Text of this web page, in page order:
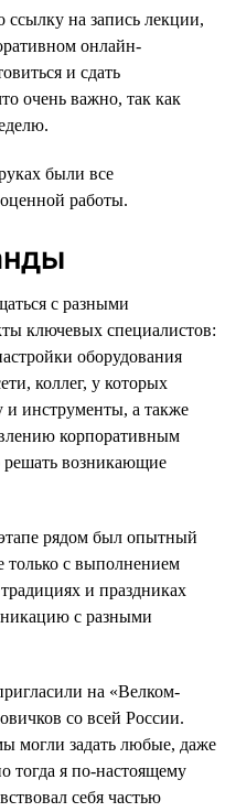
ссылку на запись лекции,
онлайн-
и сдать
очень важно, так как
были все
работы.
с разными
ключевых специалистов:
оборудования
коллег, у которых
инструменты, а также
корпоративным
решать возникающие
рядом был опытный
только с выполнением
и праздниках
с разными
на «Велком-
со всей России.
могли задать любые, даже
тогда я по-настоящему
себя частью